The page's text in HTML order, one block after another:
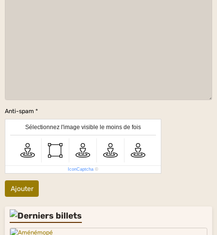
Anti-spam
Sélectionnez l'image visible le moins de fois
IconCaptcha ©
Ajouter